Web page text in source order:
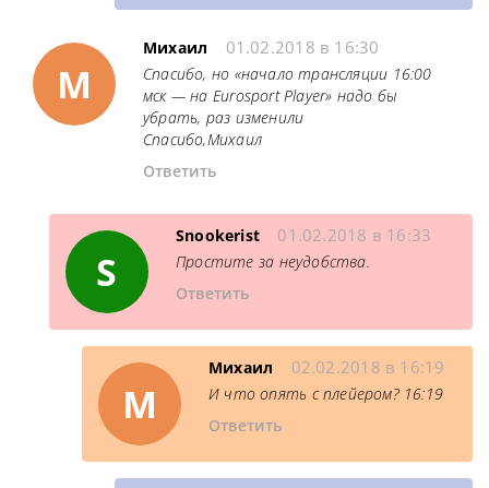
М
Михаил 01.02.2018 в 16:30
Спасибо, но «начало трансляции 16:00
мск — на Eurosport Player» надо бы
убрать, раз изменили
Спасибо,Михаил
Ответить
S
Snookerist 01.02.2018 в 16:33
Простите за неудобства.
Ответить
М
Михаил 02.02.2018 в 16:19
И что опять с плейером? 16:19
Ответить